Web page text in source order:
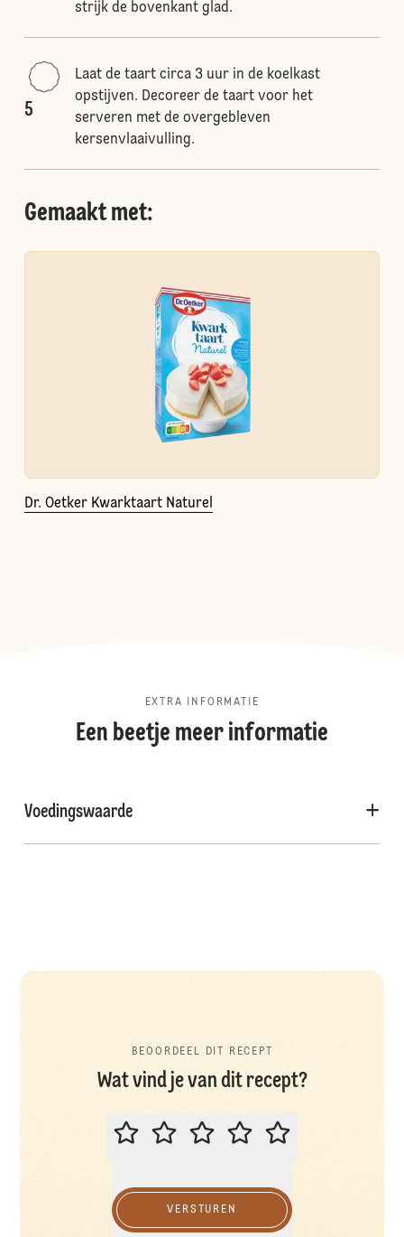
strijk de bovenkant glad.
5
Laat de taart circa 3 uur in de koelkast
opstijven. Decoreer de taart voor het
serveren met de overgebleven
kersenvlaaivulling.
Gemaakt met:
Dr. Oetker Kwarktaart Naturel
EXTRA INFORMATIE
Een beetje meer informatie
Voedingswaarde
BEOORDEEL DIT RECEPT
Wat vind je van dit recept?
BEOORDEEL DIT RECEPT
VERSTUREN